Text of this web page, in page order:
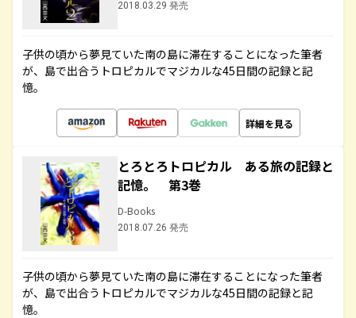
2018.03.29 発売
子供の頃から夢見ていた南の島に滞在することになった筆者
が、島で出合うトロピカルでマジカルな45日間の記録と記
憶。
詳細を見る
とろとろトロピカル ある旅の記録と
記憶。 第3巻
D-Books
2018.07.26 発売
子供の頃から夢見ていた南の島に滞在することになった筆者
が、島で出合うトロピカルでマジカルな45日間の記録と記
憶。